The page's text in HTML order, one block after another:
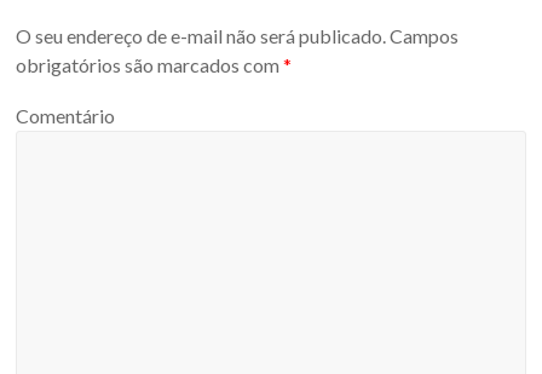
O seu endereço de e-mail não será publicado.Campos
obrigatórios são marcados com*
Comentário